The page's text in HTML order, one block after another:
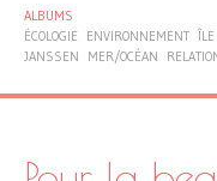
ALBUMS
ÉCOLOGIE
ENVIRONNEMENT ÎLE
JANSSEN
MER/OCÉAN